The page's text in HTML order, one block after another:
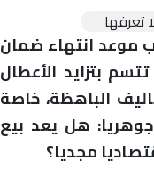
موعد انتهاء ضمان
بتزايد الأعطال
الباهظة، خاصة
جوهريا: هل يعد بيع
مجديا؟